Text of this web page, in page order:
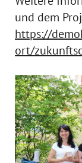
und dem
https://
ort/